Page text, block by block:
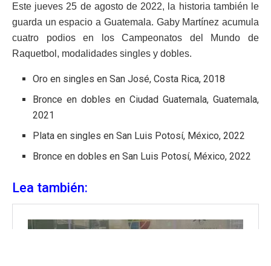
Este jueves 25 de agosto de 2022, la historia también le
guarda un espacio a Guatemala. Gaby Martínez acumula
cuatro podios en los Campeonatos del Mundo de
Raquetbol, modalidades singles y dobles.
Oro en singles en San José, Costa Rica, 2018
Bronce en dobles en Ciudad Guatemala, Guatemala,
2021
Plata en singles en San Luis Potosí, México, 2022
Bronce en dobles en San Luis Potosí, México, 2022
Lea también: